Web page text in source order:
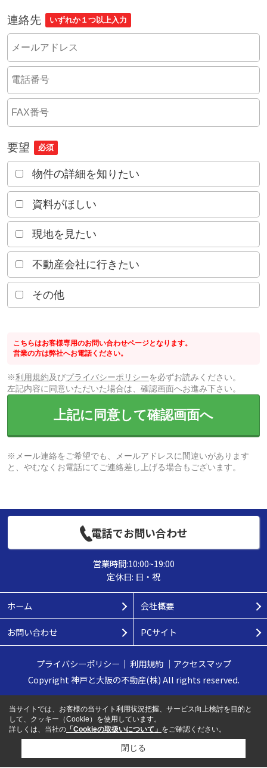
連絡先 いずれか１つ以上入力
要望 必須
物件の詳細を知りたい
資料がほしい
現地を見たい
不動産会社に行きたい
その他
こちらはお客様専用のお問い合わせページとなります。
営業の方は弊社へお電話ください。
※利用規約及びプライバシーポリシーを必ずお読みください。
左記内容に同意いただいた場合は、確認画面へお進み下さい。
上記に同意して確認画面へ
※メール連絡をご希望でも、メールアドレスに間違いがあります
と、やむなくお電話にてご連絡差し上げる場合もございます。
電話でお問い合わせ
営業時間:10:00~19:00
定休日: 日・祝
ホーム 会社概要
お問い合わせ PCサイト
プライバシーポリシー ｜ 利用規約｜ アクセスマップ
Copyright 神戸と大阪の不動産(株) All rights reserved.
当サイトでは、お客様の当サイト利用状況把握、サービス向上検討を目的と
して、クッキー（Cookie）を使用しています。
詳しくは、当社の 「Cookieの取扱いについて」 をご確認ください。
閉じる